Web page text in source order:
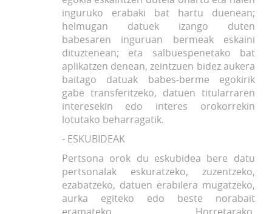
inguruko erabaki bat hartu duenean;
helmugan datuek izango duten
babesaren inguruan bermeak eskaini
dituztenean; eta salbuespenetako bat
aplikatzen denean, zeintzuen bidez aukera
baitago datuak babes-berme egokirik
gabe transferitzeko, datuen titularraren
interesekin edo interes orokorrekin
lotutako beharragatik.
- ESKUBIDEAK
Pertsona orok du eskubidea bere datu
pertsonalak eskuratzeko, zuzentzeko,
ezabatzeko, datuen erabilera mugatzeko,
aurka egiteko edo beste norabait